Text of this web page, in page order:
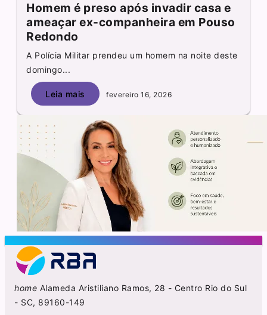
Homem é preso após invadir casa e
ameaçar ex-companheira em Pouso
Redondo
A Polícia Militar prendeu um homem na noite deste
domingo...
Leia mais fevereiro 16, 2026
home Alameda Aristiliano Ramos, 28 - Centro Rio do Sul
- SC, 89160-149